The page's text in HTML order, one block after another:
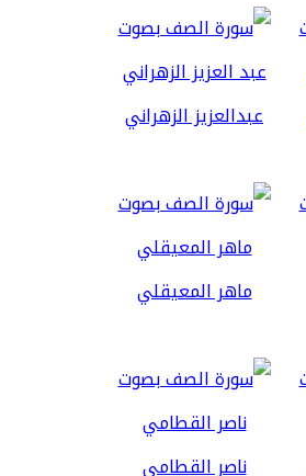
عبدالعزيز الزهراني
ماهر المعيقلي
ناصر القطامي